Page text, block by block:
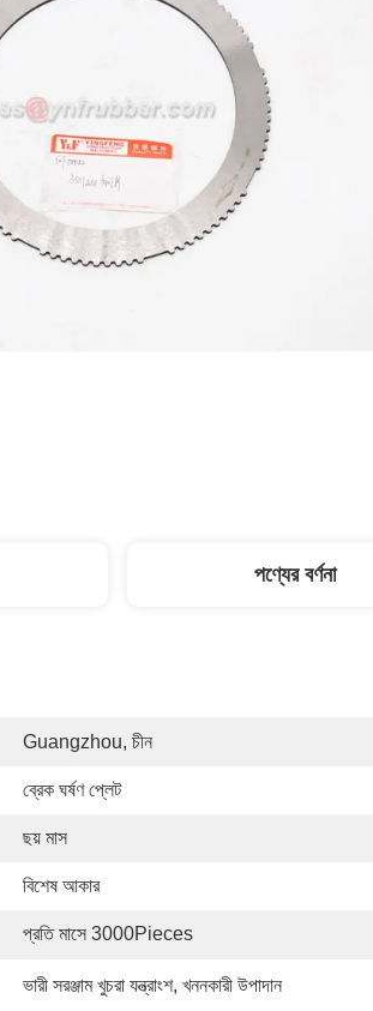
পণ্যের বর্ণনা
Guangzhou, চীন
ব্রেক ঘর্ষণ প্লেট
ছয় মাস
বিশেষ আকার
প্রতি মাসে 3000Pieces
ভারী সরঞ্জাম খুচরা যন্ত্রাংশ, খননকারী উপাদান